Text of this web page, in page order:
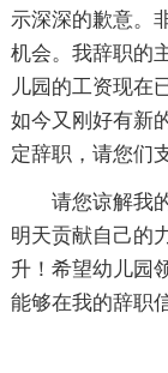
示深深的歉意。
机会。我辞职的
儿园的工资现在
如今又刚好有新
定辞职，请您们
请您谅解我
明天贡献自己的
升！希望幼儿园
能够在我的辞职